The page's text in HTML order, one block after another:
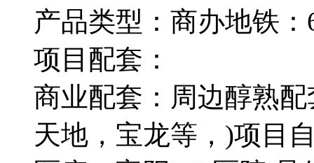
产品类型：商办地铁
项目配套：
商业配套：周边醇熟
天地，宝龙等，)项目